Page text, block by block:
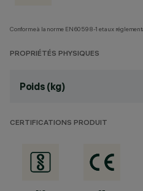
Conforme à la norme EN60598-1 et aux
PROPRIÉTÉS PHYSIQUES
Poids (kg)
CERTIFICATIONS PRODUIT